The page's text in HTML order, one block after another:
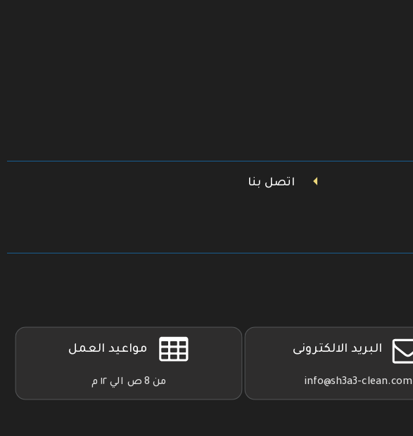
اتصل بنا
البريد الالكترونى
info@sh3a3-clean.com
مواعيد العمل
من 8 ص الي ١٢ م